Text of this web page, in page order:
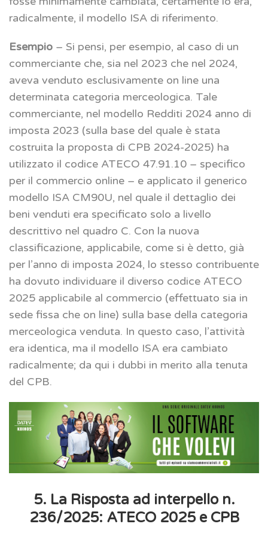
radicalmente, il modello ISA di riferimento.
Esempio – Si pensi, per esempio, al caso di un
commerciante che, sia nel 2023 che nel 2024,
aveva venduto esclusivamente on line una
determinata categoria merceologica. Tale
commerciante, nel modello Redditi 2024 anno di
imposta 2023 (sulla base del quale è stata
costruita la proposta di CPB 2024-2025) ha
utilizzato il codice ATECO 47.91.10 – specifico
per il commercio online – e applicato il generico
modello ISA CM90U, nel quale il dettaglio dei
beni venduti era specificato solo a livello
descrittivo nel quadro C. Con la nuova
classificazione, applicabile, come si è detto, già
per l’anno di imposta 2024, lo stesso contribuente
ha dovuto individuare il diverso codice ATECO
2025 applicabile al commercio (effettuato sia in
sede fissa che on line) sulla base della categoria
merceologica venduta. In questo caso, l’attività
era identica, ma il modello ISA era cambiato
radicalmente; da qui i dubbi in merito alla tenuta
del CPB.
5. La Risposta ad interpello n.
236/2025: ATECO 2025 e CPB